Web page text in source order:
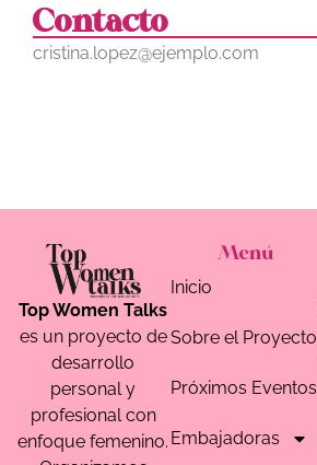
Contacto
cristina.lopez@ejemplo.com
Top Women Talks
es un proyecto de
desarrollo
personal y
profesional con
enfoque femenino.
Menú
Inicio
Sobre el Proyecto
Próximos Eventos
Embajadoras